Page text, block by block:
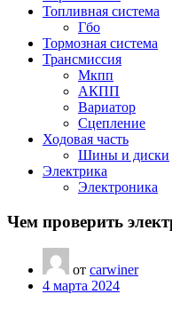
Топливная система
Гбо
Тормозная система
Трансмиссия
Мкпп
АКПП
Вариатор
Сцепление
Ходовая часть
Шины и диски
Электрика
Электроника
Чем проверить
от carwiner
4 марта 2024